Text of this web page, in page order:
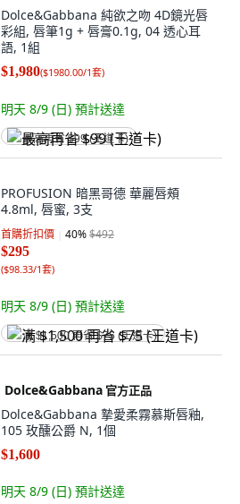
Dolce&Gabbana 純欲之吻 4D鏡光唇
彩組, 唇筆1g + 唇膏0.1g, 04 透心耳
語, 1組
$1,980($1980.00/1套)
明天 8/9 (日) 預計送達
最高再省 $99 (王道卡)
PROFUSION 暗黑哥德 華麗唇頰
4.8ml, 唇蜜, 3支
首購折扣價 40%$492
$295
($98.33/1套)
明天 8/9 (日) 預計送達
满 $1,500 再省 $75 (王道卡)
Dolce&Gabbana 官方正品
Dolce&Gabbana 摯愛柔霧慕斯唇釉,
105 玫醺公爵 N, 1個
$1,600
明天 8/9 (日) 預計送達